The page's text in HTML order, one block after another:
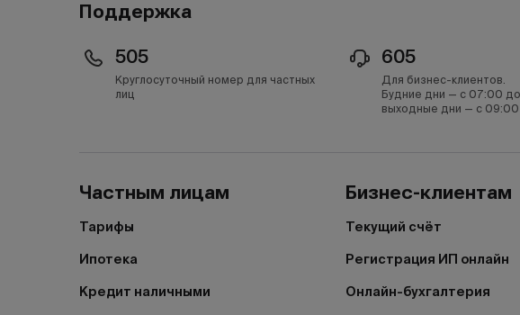
Поддержка
505
Круглосуточный номер для частных
лиц
605
Для бизнес-клиентов.
Будние дни — с 07:00
выходные дни — с 09:00
Частным лицам
Тарифы
Ипотека
Кредит наличными
Бизнес-клиентам
Текущий счёт
Регистрация ИП онлайн
Онлайн-бухгалтерия